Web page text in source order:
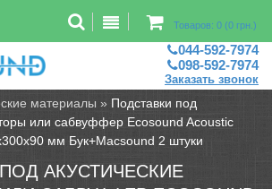
рассчет помещений
Товаров: 0 (0 грн.)
044-592-7974
098-592-7974
Заказать звонок
материалы » Подставки под
или сабвуффер Ecosound Acoustic
мм Бук+Мacsound 2 штуки
АКУСТИЧЕСКИЕ